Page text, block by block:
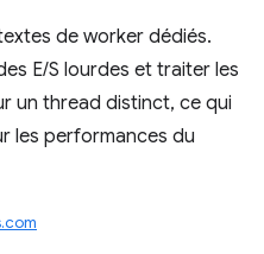
de worker dédiés.
E/S lourdes et traiter les
un thread distinct, ce qui
les performances du